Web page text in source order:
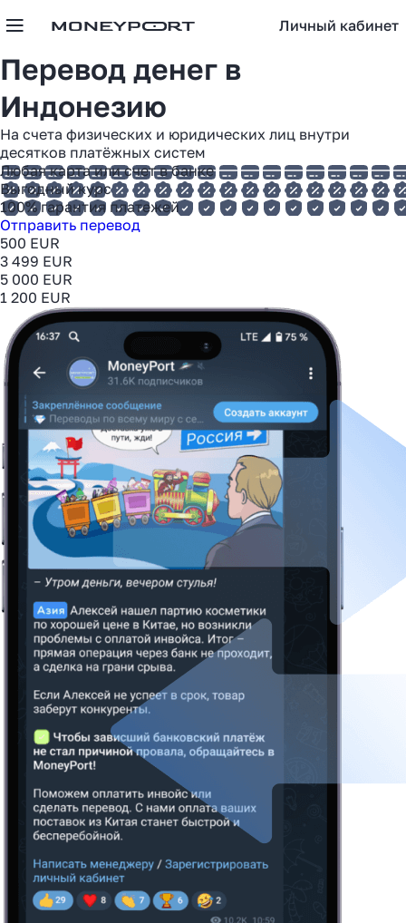
Личный кабинет
Перевод денег в
Индонезию
На счета физических и юридических лиц внутри
десятков платёжных систем
Любая карта или счет в банке
Выгодный курс
100% гарантия платежей
Отправить перевод
500 EUR
3 499 EUR
5 000 EUR
1 200 EUR